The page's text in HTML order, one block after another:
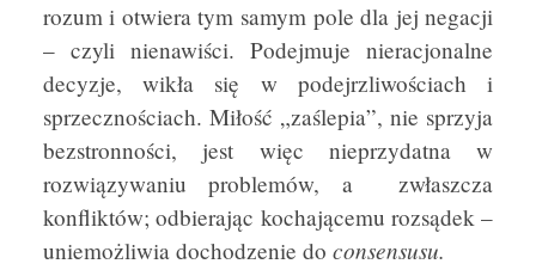
rozum i otwiera tym samym pole dla jej negacji
– czyli nienawiści. Podejmuje nieracjonalne
decyzje, wikła się w podejrzliwościach i
sprzecznościach. Miłość „zaślepia”, nie sprzyja
bezstronności, jest więc nieprzydatna w
rozwiązywaniu problemów, a zwłaszcza
konfliktów; odbierając kochającemu rozsądek –
uniemożliwia dochodzenie do consensusu.